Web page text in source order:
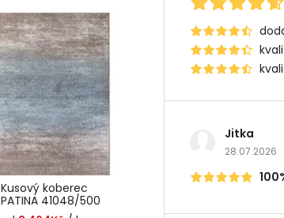
Kusový koberec
PATINA 41048/500
Jitka
28.07.2026